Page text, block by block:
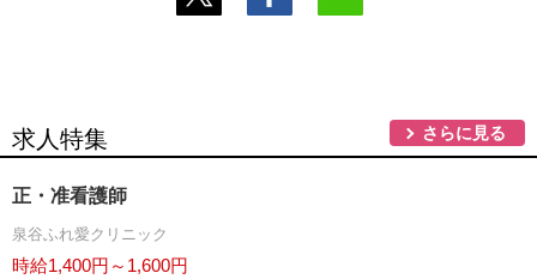
求人特集 さらに見る
正・准看護師
泉谷ふれ愛クリニック
時給1,400円～1,600円